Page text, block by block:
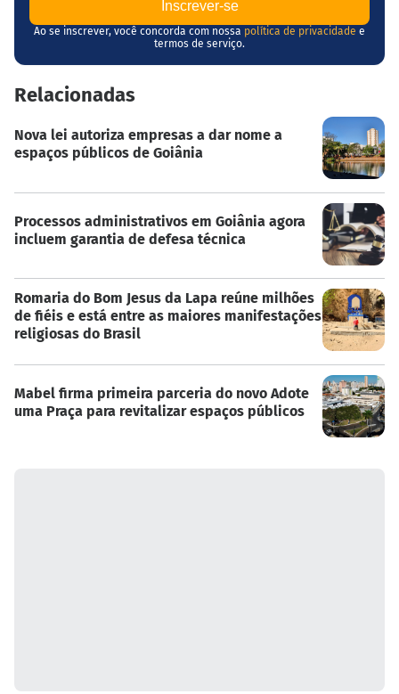
Ao se inscrever, você concorda com nossa política de privacidade e
termos de serviço.
Relacionadas
Nova lei autoriza empresas a dar nome a
espaços públicos de Goiânia
Processos administrativos em Goiânia agora
incluem garantia de defesa técnica
Romaria do Bom Jesus da Lapa reúne milhões
de fiéis e está entre as maiores manifestações
religiosas do Brasil
Mabel firma primeira parceria do novo Adote
uma Praça para revitalizar espaços públicos